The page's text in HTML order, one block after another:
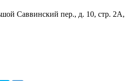
Саввинский пер., д. 10, стр. 2А,